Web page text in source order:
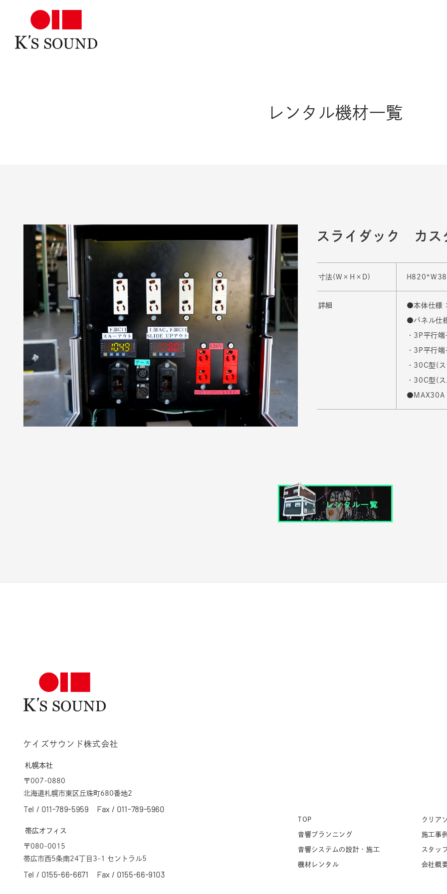
レンタル機材一覧
スライダック カス
寸法(W×H×D)
詳細 ●本体仕様
●パネル仕
・3P平行
・3P平行
・30C型(
・30C型(
●MAX30A
ケイズサウンド株式会社
札幌本社
〒007-0880
北海道札幌市東区丘珠町680番地2
Tel / 011-789-5959 Fax / 011-789-5960
帯広オフィス
〒080-0015
帯広市西5条南24丁目3-1 セントラル5
Tel / 0155-66-6671 Fax / 0155-66-9103
TOP
音響プランニング
音響システムの設計・施工
機材レンタル
クリア
施工事例
スタッ
会社概